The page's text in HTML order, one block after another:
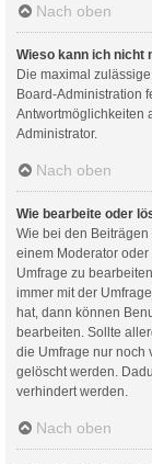
Nach oben
Wieso kann ich nicht
Die maximal
Board-Administration
Antwortmöglichkeiten
Administrator.
Nach oben
Wie bearbeite oder
Wie bei den
einem Moderator
Umfrage zu
immer mit der
hat, dann können
bearbeiten. Sollte
die Umfrage nur noch
gelöscht werden.
verhindert werden.
Nach oben